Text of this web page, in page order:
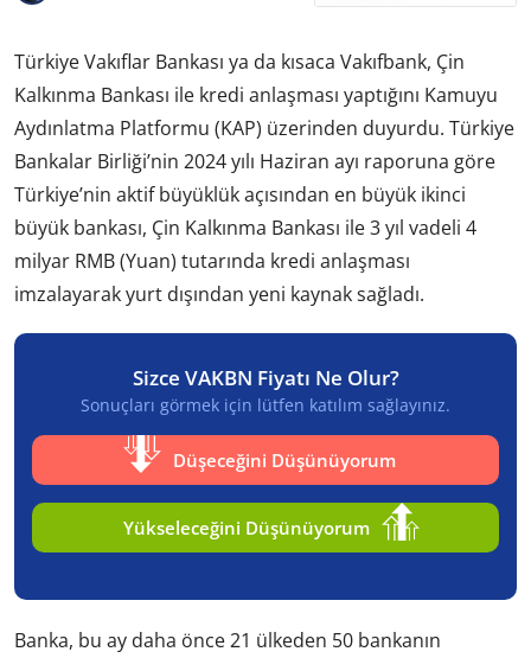
Türkiye Vakıflar Bankası ya da kısaca Vakıfbank, Çin
Kalkınma Bankası ile kredi anlaşması yaptığını Kamuyu
Aydınlatma Platformu (KAP) üzerinden duyurdu. Türkiye
Bankalar Birliği’nin 2024 yılı Haziran ayı raporuna göre
Türkiye’nin aktif büyüklük açısından en büyük ikinci
büyük bankası, Çin Kalkınma Bankası ile 3 yıl vadeli 4
milyar RMB (Yuan) tutarında kredi anlaşması
imzalayarak yurt dışından yeni kaynak sağladı.
Sizce VAKBN Fiyatı Ne Olur?
Sonuçları görmek için lütfen katılım sağlayınız.
Düşeceğini Düşünüyorum
Yükseleceğini Düşünüyorum
Banka, bu ay daha önce 21 ülkeden 50 bankanın